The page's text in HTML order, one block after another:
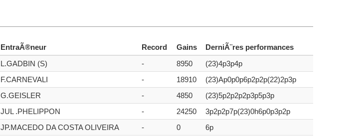
EntraÃ®neur Record Gains
DerniÃ¨res performances
L.GADBIN (S) - 8950
(23)4p3p4p
F.CARNEVALI - 18910
(23)Ap0p0p6p2p2p(22)2p3p
G.GEISLER - 4850
(23)5p2p2p2p3p5p3p
JUL .PHELIPPON - 24250
3p2p2p7p(23)0h6p0p3p2p
JP.MACEDO DA COSTA OLIVEIRA - 0
6p